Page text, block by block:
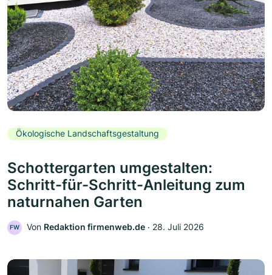
Ökologische Landschaftsgestaltung
Schottergarten umgestalten:
Schritt-für-Schritt-Anleitung zum
naturnahen Garten
FW Von Redaktion firmenweb.de ‧ 28. Juli 2026